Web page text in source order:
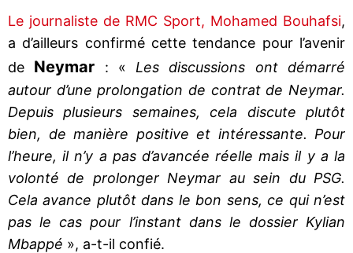
Le journaliste de RMC Sport, Mohamed Bouhafsi,
a d’ailleurs confirmé cette tendance pour l’avenir
de Neymar : « Les discussions ont démarré
autour d’une prolongation de contrat de Neymar.
Depuis plusieurs semaines, cela discute plutôt
bien, de manière positive et intéressante. Pour
l’heure, il n’y a pas d’avancée réelle mais il y a la
volonté de prolonger Neymar au sein du PSG.
Cela avance plutôt dans le bon sens, ce qui n’est
pas le cas pour l’instant dans le dossier Kylian
Mbappé », a-t-il confié.